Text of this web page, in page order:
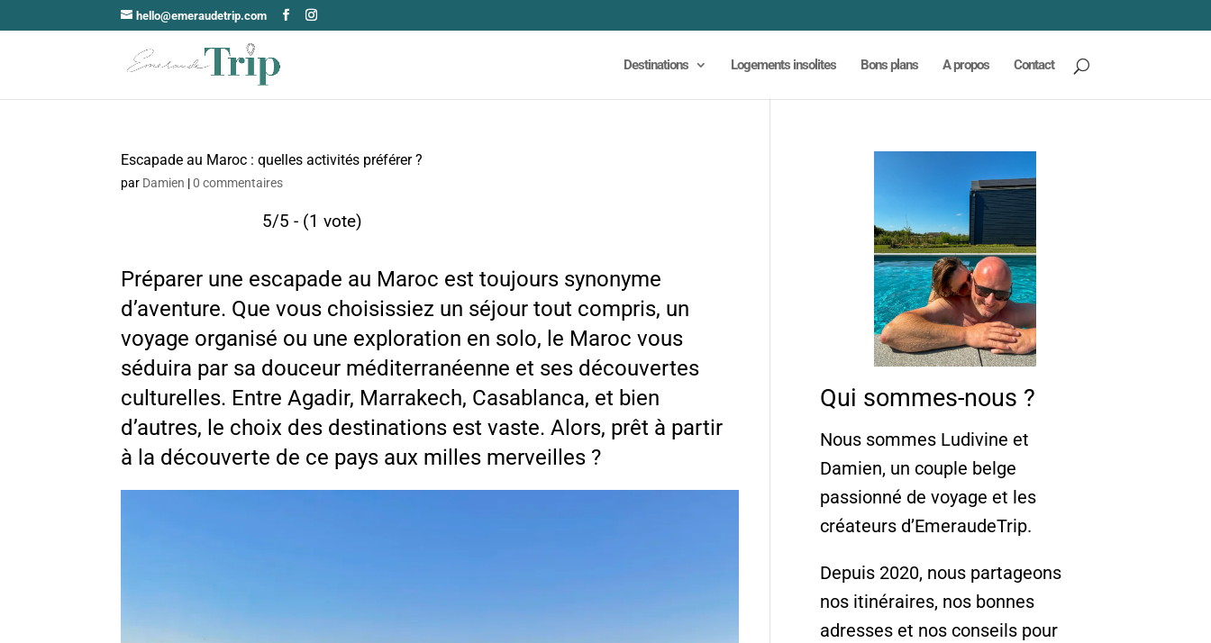
hello@emeraudetrip.com
Destinations Logements insolites Bons plans A propos Contact
Escapade au Maroc : quelles activités préférer ?
par Damien |0 commentaires
5/5 - (1 vote)
Préparer une escapade au Maroc est toujours synonyme
d’aventure. Que vous choisissiez un séjour tout compris, un
voyage organisé ou une exploration en solo, le Maroc vous
séduira par sa douceur méditerranéenne et ses découvertes
culturelles. Entre Agadir, Marrakech, Casablanca, et bien
d’autres, le choix des destinations est vaste. Alors, prêt à partir
à la découverte de ce pays aux milles merveilles ?
Qui sommes-nous ?
Nous sommes Ludivine et
Damien, un couple belge
passionné de voyage et les
créateurs d’EmeraudeTrip.
Depuis 2020, nous partageons
nos itinéraires, nos bonnes
adresses et nos conseils pour